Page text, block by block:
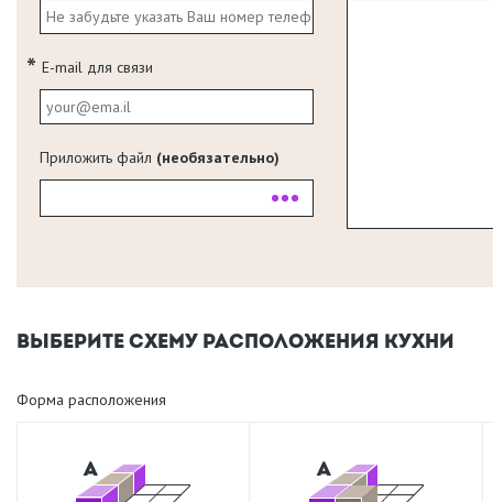
E-mail для связи
Приложить файл (необязательно)
ВЫБЕРИТЕ СХЕМУ РАСПОЛОЖЕНИЯ КУХНИ
Форма расположения